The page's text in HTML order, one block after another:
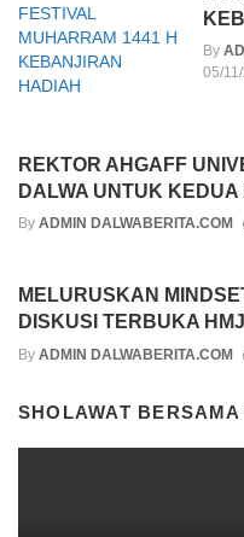
By
05/
REKTOR AHGAFF
DALWA UNTUK
By ADMIN DALWABERITA.COM
MELURUSKAN
DISKUSI TERBUKA HMJ
By ADMIN DALWABERITA.COM
SHOLAWAT